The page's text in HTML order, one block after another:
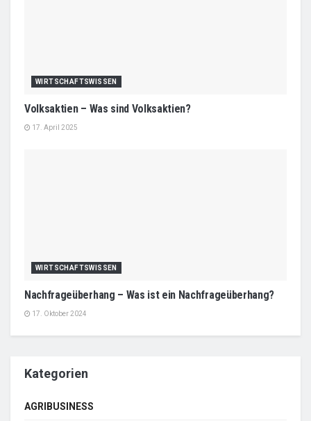
WIRTSCHAFTSWISSEN
Volksaktien – Was sind Volksaktien?
17. April 2025
WIRTSCHAFTSWISSEN
Nachfrageüberhang – Was ist ein Nachfrageüberhang?
17. Oktober 2024
Kategorien
AGRIBUSINESS